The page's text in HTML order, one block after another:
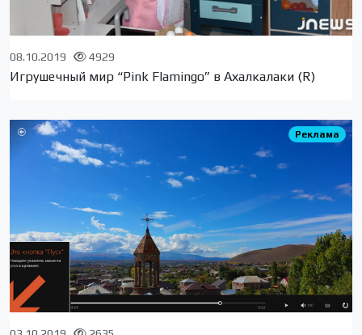
08.10.2019 4929
Игрушечный мир “Pink Flamingo” в Ахалкалаки (R)
Реклама